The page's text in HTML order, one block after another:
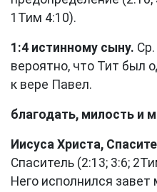
1Тим 4:10).
1:4 истинному сыну. Ср.
вероятно, что Тит был
к вере Павел.
благодать, милость и
Иисуса Христа,
Спаситель (2:13; 3:6;
Него исполнился